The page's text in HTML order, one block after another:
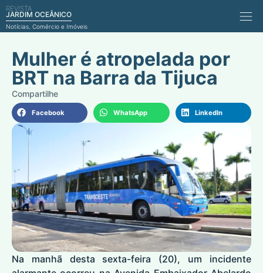
REVISTA
JARDIM OCEÂNICO
Notícias, Comércio e Imóveis
Mulher é atropelada por
BRT na Barra da Tijuca
Facebook WhatsApp LinkedIn
Na manhã desta sexta-feira (20), um incidente